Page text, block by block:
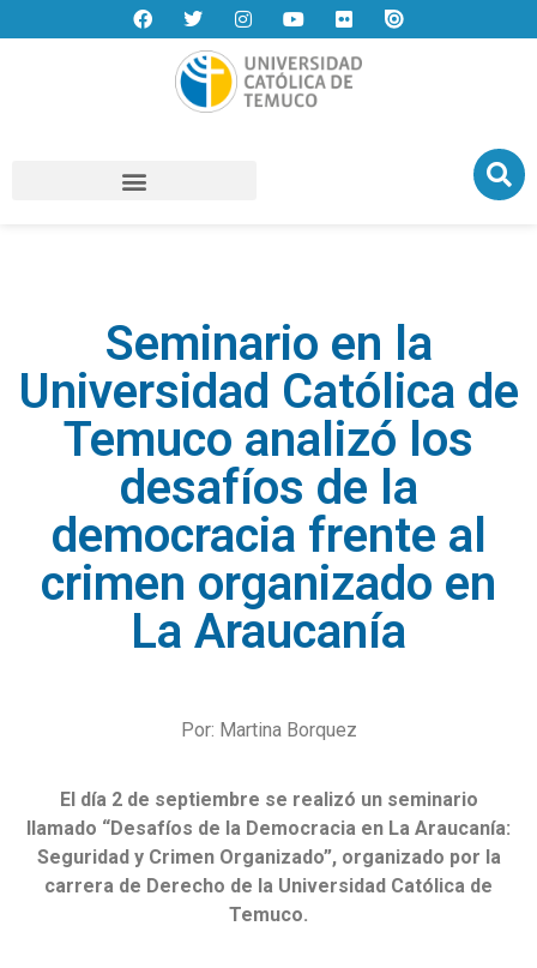
Seminario en la
Universidad Católica de
Temuco analizó los
desafíos de la
democracia frente al
crimen organizado en
La Araucanía
Por: Martina Borquez
El día 2 de septiembre se realizó un seminario
llamado “Desafíos de la Democracia en La Araucanía:
Seguridad y Crimen Organizado”, organizado por la
carrera de Derecho de la Universidad Católica de
Temuco.